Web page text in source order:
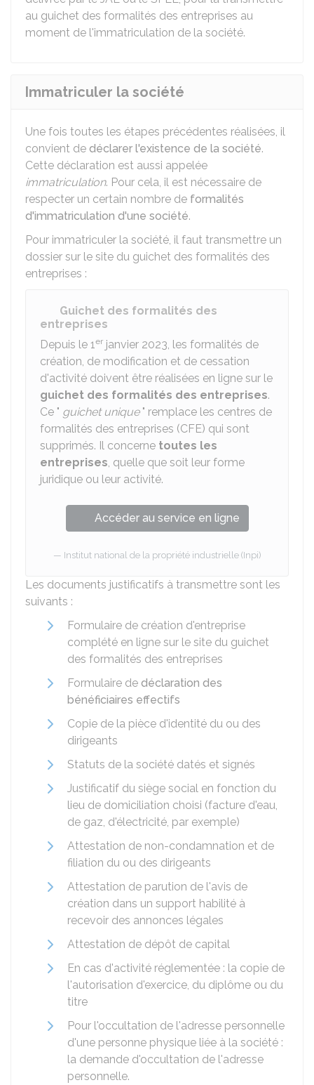
au guichet des formalités des entreprises au
moment de l'immatriculation de la société.
Immatriculer la société
Une fois toutes les étapes précédentes réalisées, il
convient de déclarer l'existence de la société.
Cette déclaration est aussi appelée
immatriculation. Pour cela, il est nécessaire de
respecter un certain nombre de formalités
d'immatriculation d'une société.
Pour immatriculer la société, il faut transmettre un
dossier sur le site du guichet des formalités des
entreprises :
Guichet des formalités des
entreprises
Depuis le 1er janvier 2023, les formalités de
création, de modification et de cessation
d'activité doivent être réalisées en ligne sur le
guichet des formalités des entreprises.
Ce " guichet unique" remplace les centres de
formalités des entreprises (CFE) qui sont
supprimés. Il concerne toutes les
entreprises, quelle que soit leur forme
juridique ou leur activité.
Accéder au service en ligne
Institut national de la propriété industrielle (Inpi)
Les documents justificatifs à transmettre sont les
suivants :
Formulaire de création d'entreprise
complété en ligne sur le site du guichet
des formalités des entreprises
Formulaire de déclaration des
bénéficiaires effectifs
Copie de la pièce d'identité du ou des
dirigeants
Statuts de la société datés et signés
Justificatif du siège social en fonction du
lieu de domiciliation choisi (facture d'eau,
de gaz, d'électricité, par exemple)
Attestation de non-condamnation et de
filiation du ou des dirigeants
Attestation de parution de l'avis de
création dans un support habilité à
recevoir des annonces légales
Attestation de dépôt de capital
En cas d'activité réglementée : la copie de
l'autorisation d'exercice, du diplôme ou du
titre
Pour l'occultation de l'adresse personnelle
d'une personne physique liée à la société :
la demande d'occultation de l'adresse
personnelle.